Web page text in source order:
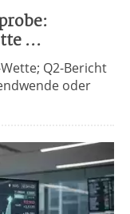
...
Q2-Bericht
oder